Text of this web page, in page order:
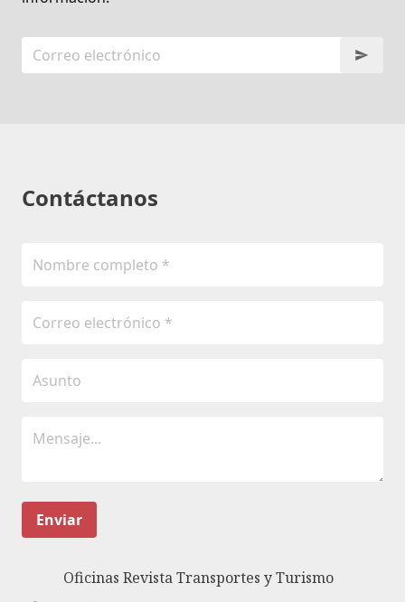
Contáctanos
Enviar
Oficinas Revista Transportes y Turismo